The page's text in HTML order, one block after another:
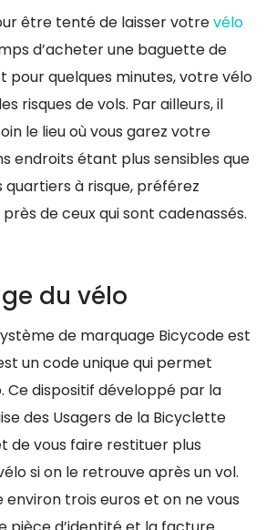
être tenté de laisser votrevélo
d’acheter une baguette de
pour quelques minutes, votre vélo
risques de vols. Par ailleurs, il
le lieu où vous garez votre
endroits étant plus sensibles que
quartiers à risque, préférez
de ceux qui sont cadenassés.
du vélo
de marquage Bicycode est
un code unique qui permet
Ce dispositif développé par la
des Usagers de la Bicyclette
de vous faire restituer plus
si on le retrouve après un vol.
environ trois euros et on ne vous